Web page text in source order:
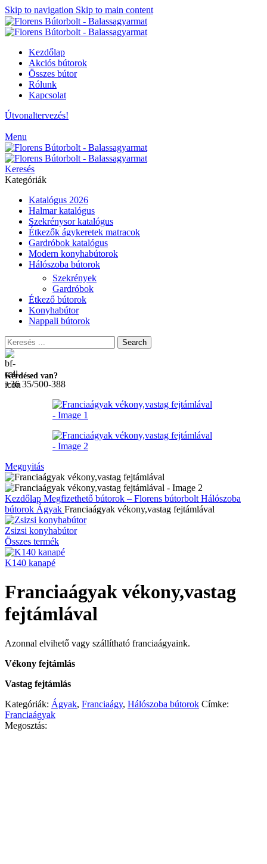
Skip to navigation Skip to main content
Kezdőlap
Akciós bútorok
Összes bútor
Rólunk
Kapcsolat
Útvonaltervezés!
Menu
Keresés
Kategóriák
Katalógus 2026
Halmar katalógus
Szekrénysor katalógus
Étkezők ágykeretek matracok
Gardróbok katalógus
Modern konyhabútorok
Hálószoba bútorok
Szekrények
Gardróbok
Étkező bútorok
Konyhabútor
Nappali bútorok
Search
Kérdésed van?
+36 35/500-388
Megnyitás
Kezdőlap Megfizethető bútorok – Florens bútorbolt Hálószoba
bútorok Ágyak Franciaágyak vékony,vastag fejtámlával
Zsizsi konyhabútor
Összes termék
K140 kanapé
Franciaágyak vékony,vastag
fejtámlával
Azonnal elvihető vagy szállítható franciaágyaink.
Vékony fejtámlás
Vastag fejtámlás
Kategóriák: Ágyak, Franciaágy, Hálószoba bútorok Címke:
Franciaágyak
Megosztás: